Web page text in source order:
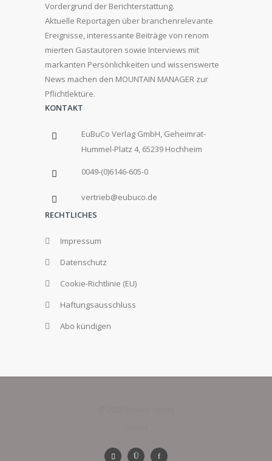
Vordergrund der Berichterstattung.
Aktuelle Reportagen über branchenrelevante
Ereignisse, interessante Beiträge von renom
mierten Gastautoren sowie Interviews mit
markanten Persönlichkeiten und wissenswerte
News machen den MOUNTAIN MANAGER zur
Pflichtlektüre.
KONTAKT
EuBuCo Verlag GmbH, Geheimrat-
Hummel-Platz 4, 65239 Hochheim
0049-(0)6146-605-0
vertrieb@eubuco.de
RECHTLICHES
Impressum
Datenschutz
Cookie-Richtlinie (EU)
Haftungsausschluss
Abo kündigen